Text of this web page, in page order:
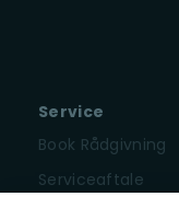
Service
Book Rådgivning
Serviceaftale